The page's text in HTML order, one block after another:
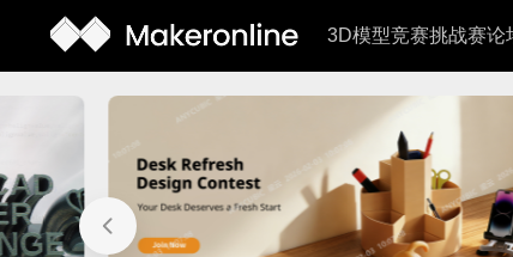
3D模型竞赛挑战赛论